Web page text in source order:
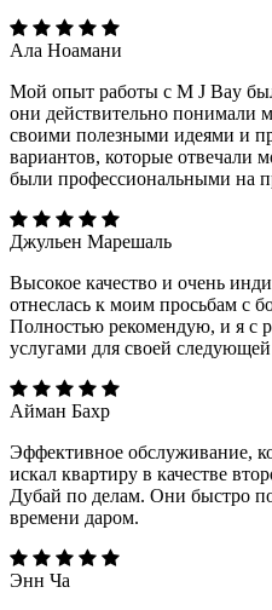
Ала Ноамани
Мой опыт работы с M J Bay
они действительно понимали
своими полезными идеями и
вариантов, которые отвечали
были профессиональными на
Джульен Марешаль
Высокое качество и очень
отнеслась к моим просьбам с
Полностью рекомендую, и я с
услугами для своей
Айман Бахр
Эффективное обслуживание,
искал квартиру в качестве
Дубай по делам. Они быстро
времени даром.
Энн Ча